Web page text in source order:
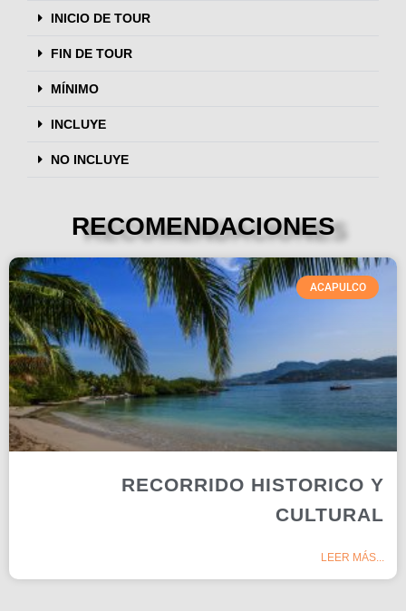
INICIO DE TOUR
FIN DE TOUR
MÍNIMO
INCLUYE
NO INCLUYE
RECOMENDACIONES
ACAPULCO
RECORRIDO HISTORICO Y
CULTURAL
LEER MÁS...